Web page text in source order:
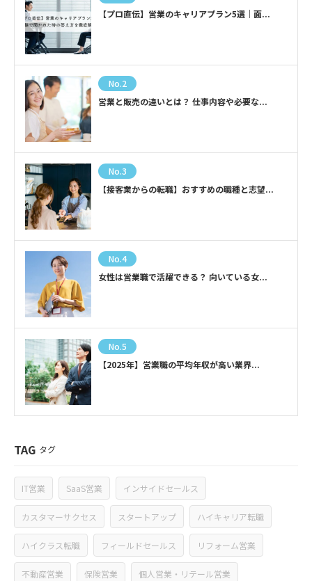
【プロ直伝】営業のキャリアプラン5選｜面...
No.2
営業と販売の違いとは？ 仕事内容や必要な...
No.3
【接客業からの転職】おすすめの職種と志望...
No.4
女性は営業職で活躍できる？ 向いている女...
No.5
【2025年】営業職の平均年収が高い業界...
TAG タグ
IT営業 SaaS営業 インサイドセールス
カスタマーサクセス スタートアップ ハイキャリア転職
ハイクラス転職 フィールドセールス リフォーム営業
不動産営業 保険営業 個人営業・リテール営業